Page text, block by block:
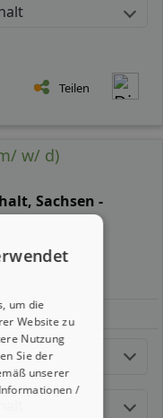
Teilen
w/ d)
Sachsen -
um die
Website zu
Nutzung
Sie der
unserer
/